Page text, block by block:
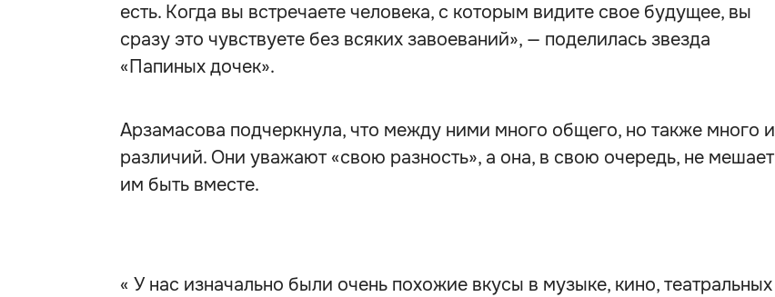
есть. Когда вы встречаете человека, с которым видите свое будущее, вы
сразу это чувствуете без всяких завоеваний», — поделилась звезда
«Папиных дочек».
Арзамасова подчеркнула, что между ними много общего, но также много и
различий. Они уважают «свою разность», а она, в свою очередь, не мешает
им быть вместе.
« У нас изначально были очень похожие вкусы в музыке, кино, театральных